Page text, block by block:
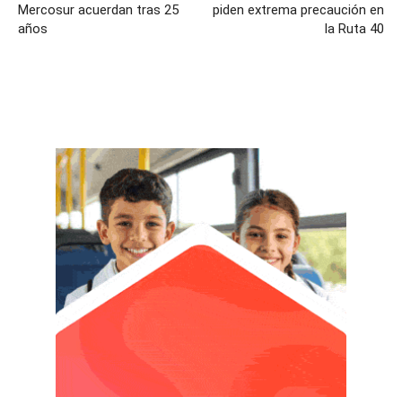
Mercosur acuerdan tras 25
años
piden extrema precaución en
la Ruta 40